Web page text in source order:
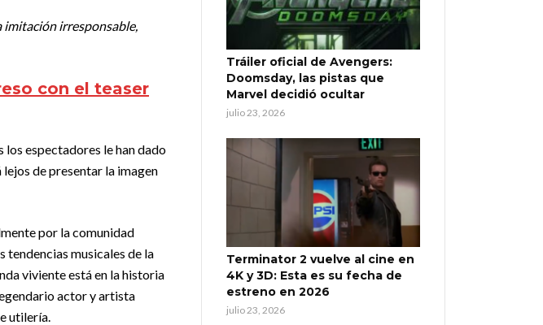
imitación irresponsable,
con el teaser
los espectadores le han dado
de presentar la imagen
por la comunidad
tendencias musicales de la
viviente está en la historia
actor y artista
utilería.
Tráiler oficial de Avengers:
Doomsday, las pistas que
Marvel decidió ocultar
julio 23, 2026
Terminator 2 vuelve al cine en
4K y 3D: Esta es su fecha de
estreno en 2026
julio 23, 2026